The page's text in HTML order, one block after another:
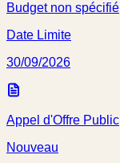
Budget non spécifié
Date Limite
30/09/2026
Appel d'Offre Public
Nouveau